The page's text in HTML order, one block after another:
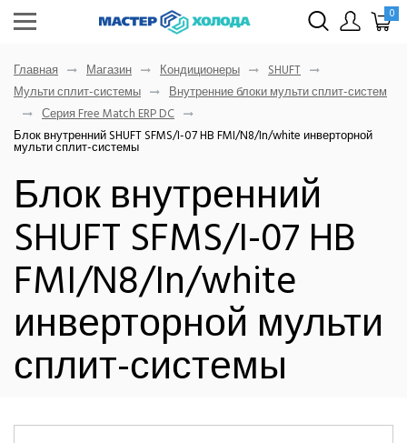
0
Главная Магазин Кондиционеры
SHUFT
Мульти сплит-системы
Внутренние блоки мульти сплит-систем
Серия Free Match ERP DC
Блок внутренний SHUFT SFMS/I-07 HB FMI/N8/In/white инверторной
мульти сплит-системы
Блок внутренний
SHUFT SFMS/I-07 HB
FMI/N8/In/white
инверторной мульти
сплит-системы